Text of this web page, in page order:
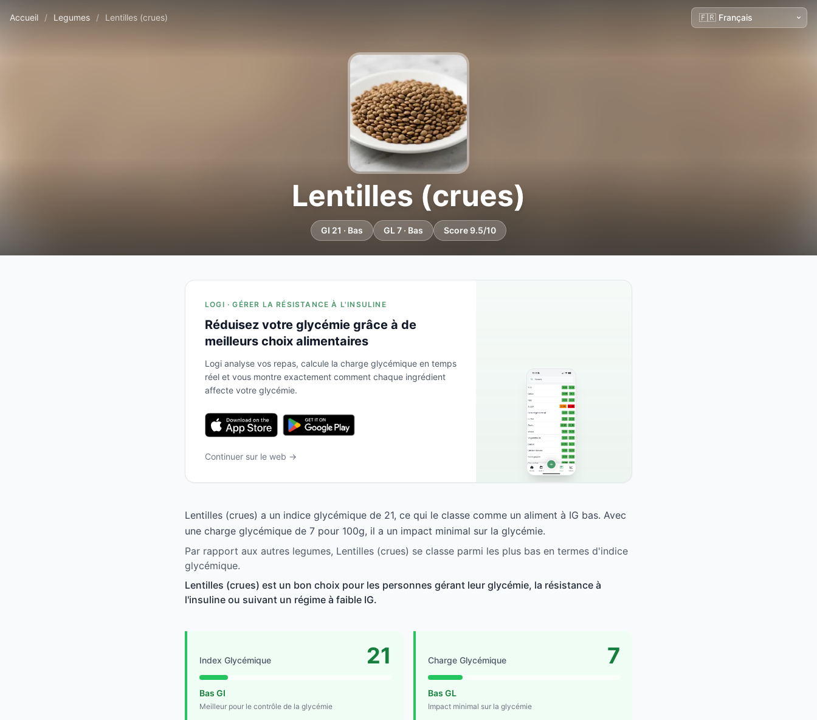
Accueil / Legumes / Lentilles (crues)
Lentilles (crues)
GI 21 · Bas GL 7 · Bas Score 9.5/10
LOGI · GÉRER LA RÉSISTANCE À L'INSULINE
Réduisez votre glycémie grâce à de
meilleurs choix alimentaires
Logi analyse vos repas, calcule la charge glycémique en temps
réel et vous montre exactement comment chaque ingrédient
affecte votre glycémie.
Continuer sur le web →
Lentilles (crues) a un indice glycémique de 21, ce qui le classe comme un aliment à IG bas. Avec
une charge glycémique de 7 pour 100g, il a un impact minimal sur la glycémie.
Par rapport aux autres legumes, Lentilles (crues) se classe parmi les plus bas en termes d'indice
glycémique.
Lentilles (crues) est un bon choix pour les personnes gérant leur glycémie, la résistance à
l'insuline ou suivant un régime à faible IG.
Index Glycémique 21
Bas GI
Meilleur pour le contrôle de la glycémie
Charge Glycémique 7
Bas GL
Impact minimal sur la glycémie